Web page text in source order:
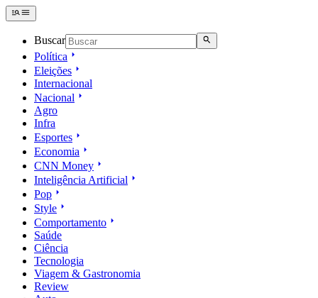
Buscar
Política
Eleições
Internacional
Nacional
Agro
Infra
Esportes
Economia
CNN Money
Inteligência Artificial
Pop
Style
Comportamento
Saúde
Ciência
Tecnologia
Viagem & Gastronomia
Review